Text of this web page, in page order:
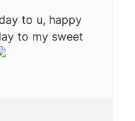
to u, happy
to my sweet